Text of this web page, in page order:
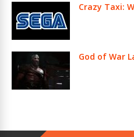
Crazy Taxi:
God of War